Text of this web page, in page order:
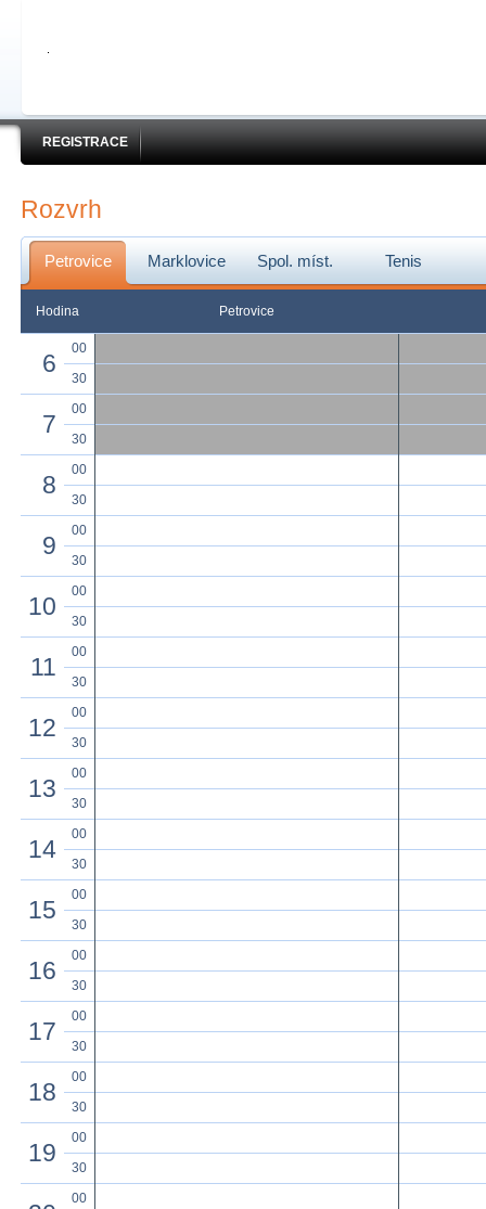
REGISTRACE
Rozvrh
Petrovice Marklovice Spol. míst. Tenis
Hodina Petrovice
6
00
30
7
00
30
8
00
30
9
00
30
10
00
30
11
00
30
12
00
30
13
00
30
14
00
30
15
00
30
16
00
30
17
00
30
18
00
30
19
00
30
00